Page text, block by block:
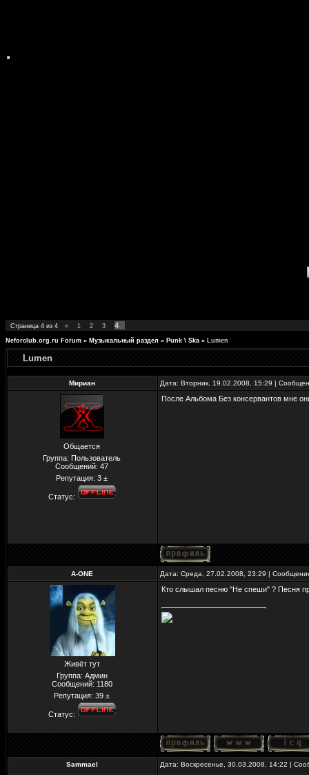
Страница 4 из 4 « 1 2 3 4
Neforclub.org.ru Forum » Музыкальный раздел » Punk \ Ska » Lumen
Lumen
Мириан Дата: Вторник, 19.02.2008, 15:29 |
Общается
Группа: Пользователь
Сообщений:47
Репутация:3 ±
Статус:
После Альбома Без консервантов мне
A-ONE Дата: Среда, 27.02.2008, 23:29 |
Живёт тут
Группа: Админ
Сообщений: 1180
Репутация:39 ±
Статус:
Кто слышал песню "Не спеши" ? Песня
Sammael Дата: Воскресенье, 30.03.2008, 14:22 |